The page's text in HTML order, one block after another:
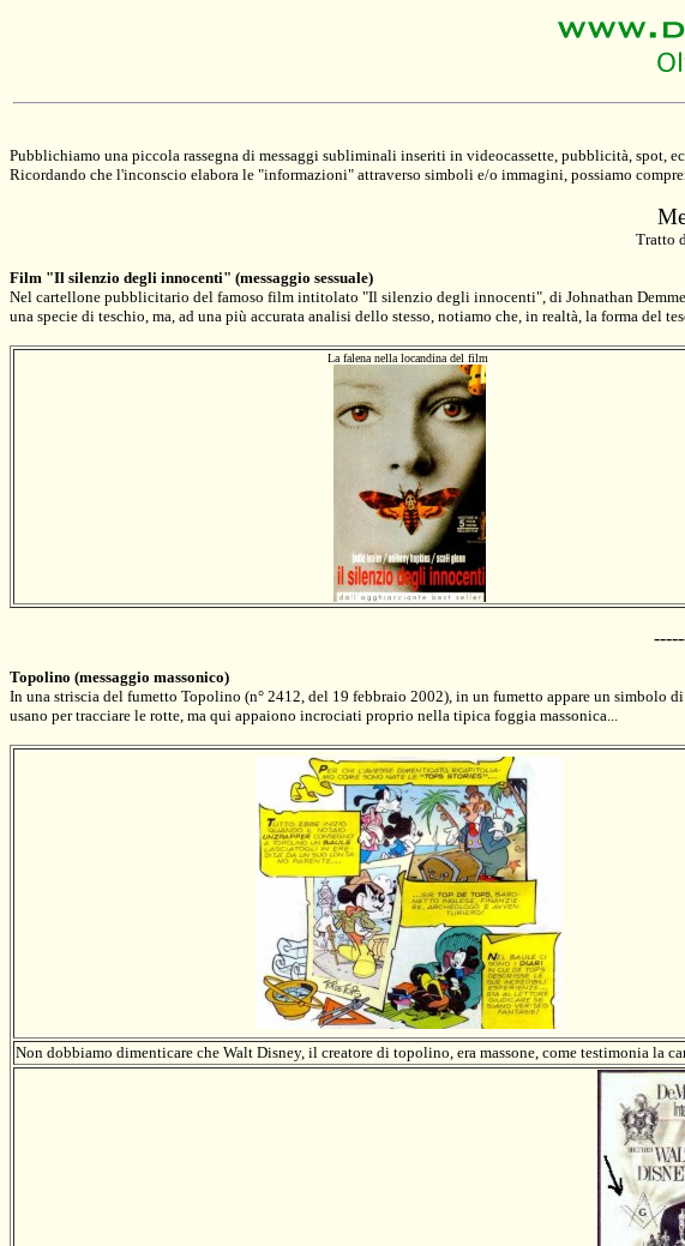
Pubblichiamo una piccola rassegna di messaggi subliminali inseriti in videocassette, pubblicità, spot,
Ricordando che l'inconscio elabora le "informazioni" attraverso simboli e/o immagini, possiamo
M
Tratto
Film "Il silenzio degli innocenti" (messaggio sessuale)
Nel cartellone pubblicitario del famoso film intitolato "Il silenzio degli innocenti", di Johnathan
una specie di teschio, ma, ad una più accurata analisi dello stesso, notiamo che, in realtà, la forma del
La falena nella locandina del film
Topolino (messaggio massonico)
In una striscia del fumetto Topolino (n° 2412, del 19 febbraio 2002), in un fumetto appare un simbolo
usano per tracciare le rotte, ma qui appaiono incrociati proprio nella tipica foggia massonica...
Non dobbiamo dimenticare che Walt Disney, il creatore di topolino, era massone, come testimonia